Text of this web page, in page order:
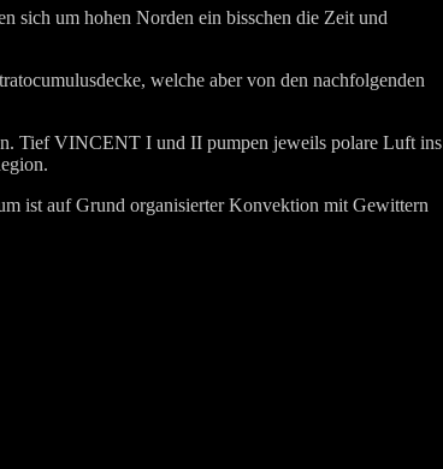
um hohen Norden ein bisschen die Zeit und
welche aber von den nachfolgenden
Tief VINCENT I und II pumpen jeweils polare Luft ins
ist auf Grund organisierter Konvektion mit Gewittern